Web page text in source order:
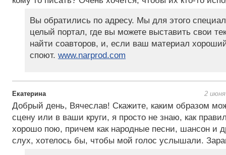
Вы обратились по адресу. Мы для этого
целый портал, где вы можете выставить свои
найти соавторов, и, если ваш материал
споют. www.narprod.com
Екатерина 2
Добрый день, Вячеслав! Скажите, каким образом
сцену или в ваши круги, я просто не знаю, как
хорошо пою, причем как народные песни, шансон и
слух, хотелось бы, чтобы мой голос услышали.